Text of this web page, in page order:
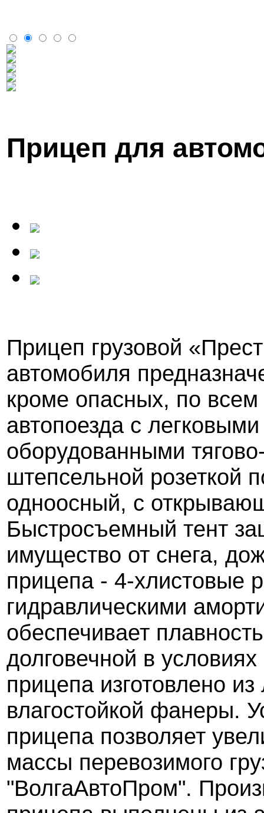
Прицеп для
Прицеп грузовой
автомобиля
кроме опасных, по
автопоезда с
оборудованными
штепсельной
одноосный, с
Быстросъемный тент
имущество от снега,
прицепа - 4-хлистовые
гидравлическими
обеспечивает
долговечной в
прицепа изготовлено
влагостойкой фанеры.
прицепа позволяет
массы перевозимого
"ВолгаАвтоПром".